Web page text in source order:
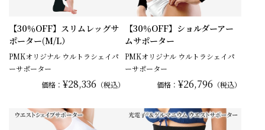
【30％OFF】スリムレッグサ
ポーター(M/L）
PMKオリジナル ウルトラシェイパ
ーサポーター
価格：¥28,336 （税込）
【30％OFF】ショルダーアー
ムサポーター
PMKオリジナル ウルトラシェイパ
ーサポーター
価格： ¥26,796 （税込）